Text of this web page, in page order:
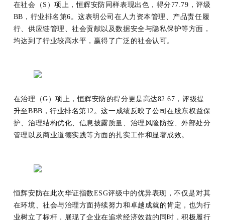
在社会（S）项上，恒辉安防同样表现出色，得分77.79，评级
BB，行业排名第6。这表明公司在人力资本管理、产品责任履
行、供应链管理、社会贡献以及数据安全与隐私保护等方面，
均达到了行业较高水平，赢得了广泛的社会认可。
在治理（G）项上，恒辉安防的得分更是高达82.67，评级提
升至BBB，行业排名第12。这一成绩反映了公司在股东权益保
护、治理结构优化、信息披露质量、治理风险防控、外部处分
管理以及商业道德实践等方面的扎实工作和显著成效。
恒辉安防在此次华证指数ESG评级中的优异表现，不仅是对其
在环境、社会与治理方面持续努力和卓越成就的肯定，也为行
业树立了标杆，展现了企业在追求经济效益的同时，积极履行